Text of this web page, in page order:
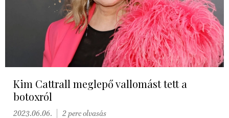
Kim Cattrall meglepő vallomást tett a
botoxról
2023.06.06. 2 perc olvasás